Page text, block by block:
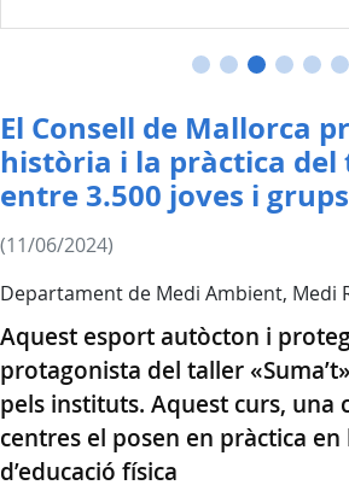
El Consell de Mallorca
història i la pràctica
entre 3.500 joves i
(11/06/2024)
Departament de Medi Ambient, Medi
Aquest esport autòcton i
protagonista del taller
pels instituts. Aquest curs, una
centres el posen en pràctica en
d’educació física